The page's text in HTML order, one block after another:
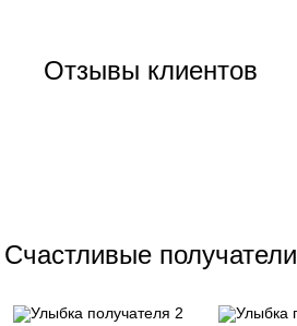
Отзывы клиентов
Счастливые получатели